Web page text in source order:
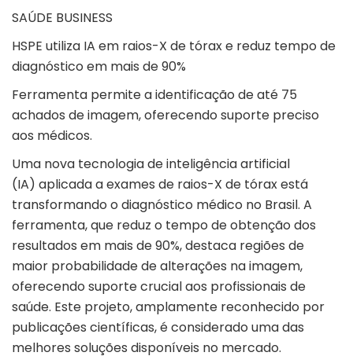
SAÚDE BUSINESS
HSPE utiliza IA em raios-X de tórax e reduz tempo de
diagnóstico em mais de 90%
Ferramenta permite a identificação de até 75
achados de imagem, oferecendo suporte preciso
aos médicos.
Uma nova tecnologia deinteligência artificial
(IA) aplicada a exames de raios-X de tórax está
transformando o diagnóstico médico no Brasil. A
ferramenta, que reduz o tempo de obtenção dos
resultados em mais de 90%, destaca regiões de
maior probabilidade de alterações na imagem,
oferecendo suporte crucial aos profissionais de
saúde. Este projeto, amplamente reconhecido por
publicações científicas, é considerado uma das
melhores soluções disponíveis no mercado.